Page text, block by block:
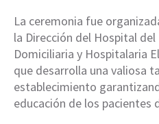
La ceremonia fue
la Dirección del Hospital del
Domiciliaria y Hospitalaria
que desarrolla una valiosa
establecimiento
educación de los